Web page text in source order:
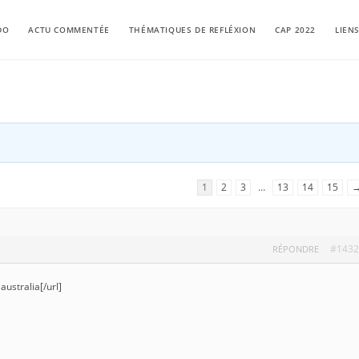
ACTU COMMENTÉE THÉMATIQUES DE REFLÉXION CAP 2022
1 2 3 … 13 14 15 →
#1432
RÉPONDRE
url]